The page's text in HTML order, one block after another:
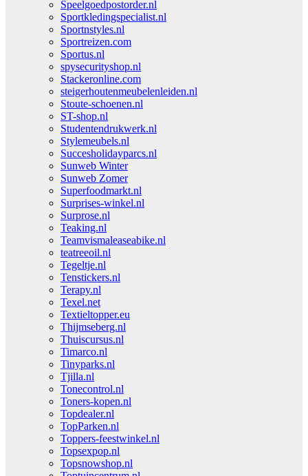
Speelgoedpostorder.nl
Sportkledingspecialist.nl
Sportnstyles.nl
Sportreizen.com
Sportus.nl
spysecurityshop.nl
Stackeronline.com
steigerhoutenmeubelenleiden.nl
Stoute-schoenen.nl
ST-shop.nl
Studentendrukwerk.nl
Stylemeubels.nl
Succesholidayparcs.nl
Sunweb Winter
Sunweb Zomer
Superfoodmarkt.nl
Surprises-winkel.nl
Surprose.nl
Teaking.nl
Teamvismaleaseabike.nl
teatreeoil.nl
Tegeltje.nl
Tenstickers.nl
Terapy.nl
Texel.net
Textieltopper.eu
Thijmseberg.nl
Thuiscursus.nl
Timarco.nl
Tinyparks.nl
Tjilla.nl
Tonecontrol.nl
Toners-kopen.nl
Topdealer.nl
TopParken.nl
Toppers-feestwinkel.nl
Topsexpop.nl
Topsnowshop.nl